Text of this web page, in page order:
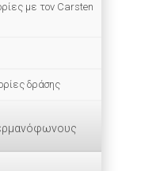
με τον Carsten
δράσης